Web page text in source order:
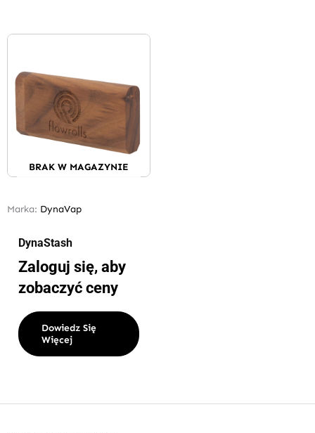
BRAK W MAGAZYNIE
Marka: DynaVap
DynaStash
Zaloguj się, aby
zobaczyć ceny
Dowiedz Się
Więcej